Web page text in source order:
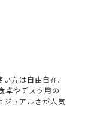
方は自由自在。
卓やデスク用の
ジュアルさが人気